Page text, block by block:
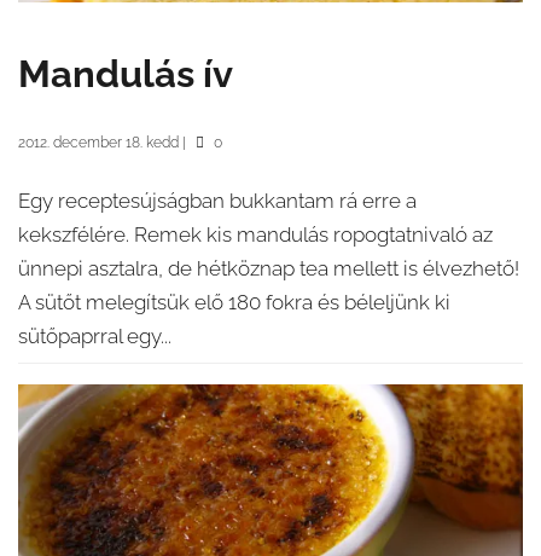
Mandulás ív
2012. december 18. kedd 0
Egy receptesújságban bukkantam rá erre a
kekszfélére. Remek kis mandulás ropogtatnivaló az
ünnepi asztalra, de hétköznap tea mellett is élvezhető!
A sütőt melegítsük elő 180 fokra és béleljünk ki
sütőpaprral egy...